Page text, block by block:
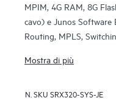
MPIM, 4G RAM, 8G
cavo) e Junos Software
Routing, MPLS,
Mostra di più
N. SKU SRX320-SYS-JE